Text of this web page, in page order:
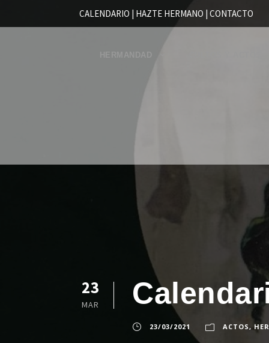
CALENDARIO | HAZTE HERMANO | CONTACTO
23
MAR
23/03/2021 ACTOS,